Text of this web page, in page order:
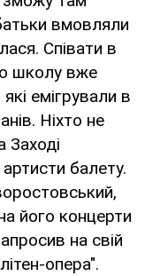
вмовляли
Співати в
школу вже
емігрували в
Ніхто не
Заході
балету.
його концерти
на свій
опера".